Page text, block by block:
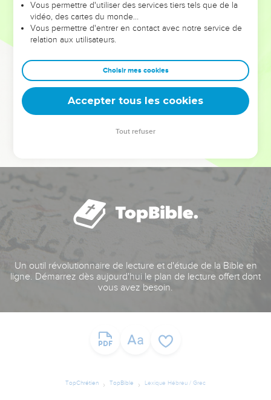
et les saisons difficiles qu'ils ont traversés, alors même que ce
sont elles qui les ont façonnés.
Dans cette conférence, leaders, entrepreneurs, et responsables
clés pour avancer avec plus de sagesse afin que leurs erreurs
deviennent vos tremplins. Que vous guidiez un ministère, une
équipe, un groupe ou une famille, leur expérience est faite
Un outil révolutionnaire de lecture et d'étude de la Bible en
ligne. Démarrez dès aujourd'hui le plan de lecture offert dont
vous avez besoin.
TopChrétien TopBible Lexique Hébreu / Grec
Vous permettre d'utiliser des services tiers tels que de la
vidéo, des cartes du monde…
Vous permettre d'entrer en contact avec notre service de
relation aux utilisateurs.
Choisir mes cookies
Accepter tous les cookies
Tout refuser